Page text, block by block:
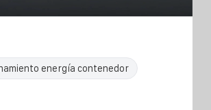
energía contenedor